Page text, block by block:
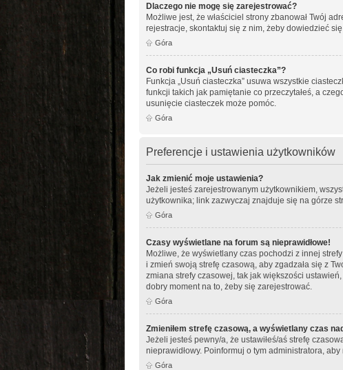
Dlaczego nie mogę się zarejestrować?
Możliwe jest, że właściciel strony zbanował Twój
rejestracje, skontaktuj się z nim, żeby dowiedzieć
Góra
Co robi funkcja „Usuń ciasteczka”?
Funkcja „Usuń ciasteczka” usuwa wszystkie
funkcji takich jak pamiętanie co przeczytałeś, a
usunięcie ciasteczek może pomóc.
Góra
Preferencje i ustawienia użytkowników
Jak zmienić moje ustawienia?
Jeżeli jesteś zarejestrowanym użytkownikiem,
użytkownika; link zazwyczaj znajduje się na górze
Góra
Czasy wyświetlane na forum są nieprawidłowe!
Możliwe, że wyświetlany czas pochodzi z innej
i zmień swoją strefę czasową, aby zgadzała się z
zmiana strefy czasowej, tak jak większości
dobry moment na to, żeby się zarejestrować.
Góra
Zmieniłem strefę czasową, a wyświetlany czas
Jeżeli jesteś pewny/a, że ustawiłeś/aś strefę
nieprawidłowy. Poinformuj o tym administratora, aby
Góra